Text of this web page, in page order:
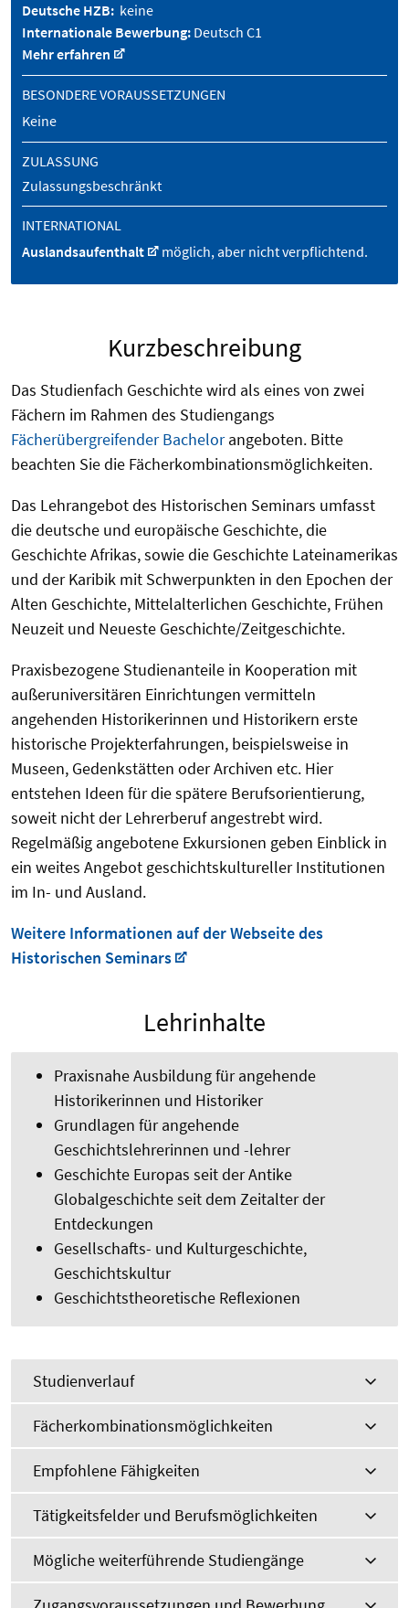
Deutsche HZB: keine
Internationale Bewerbung: Deutsch C1
Mehr erfahren
BESONDERE VORAUSSETZUNGEN
Keine
ZULASSUNG
Zulassungsbeschränkt
INTERNATIONAL
Auslandsaufenthalt
möglich, aber nicht verpflichtend.
Kurzbeschreibung
Das Studienfach Geschichte wird als eines von zwei
Fächern im Rahmen des Studiengangs
Fächerübergreifender Bachelorangeboten. Bitte
beachten Sie die Fächerkombinationsmöglichkeiten.
Das Lehrangebot des Historischen Seminars umfasst
die deutsche und europäische Geschichte, die
Geschichte Afrikas, sowie die Geschichte Lateinamerikas
und der Karibik mit Schwerpunkten in den Epochen der
Alten Geschichte, Mittelalterlichen Geschichte, Frühen
Neuzeit und Neueste Geschichte/Zeitgeschichte.
Praxisbezogene Studienanteile in Kooperation mit
außeruniversitären Einrichtungen vermitteln
angehenden Historikerinnen und Historikern erste
historische Projekterfahrungen, beispielsweise in
Museen, Gedenkstätten oder Archiven etc. Hier
entstehen Ideen für die spätere Berufsorientierung,
soweit nicht der Lehrerberuf angestrebt wird.
Regelmäßig angebotene Exkursionen geben Einblick in
ein weites Angebot geschichtskultureller Institutionen
im In- und Ausland.
Weitere Informationen auf der Webseite des
Historischen Seminars
Lehrinhalte
Praxisnahe Ausbildung für angehende
Historikerinnen und Historiker
Grundlagen für angehende
Geschichtslehrerinnen und -lehrer
Geschichte Europas seit der Antike
Globalgeschichte seit dem Zeitalter der
Entdeckungen
Gesellschafts- und Kulturgeschichte,
Geschichtskultur
Geschichtstheoretische Reflexionen
Studienverlauf
Fächerkombinationsmöglichkeiten
Empfohlene Fähigkeiten
Tätigkeitsfelder und Berufsmöglichkeiten
Mögliche weiterführende Studiengänge